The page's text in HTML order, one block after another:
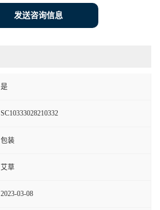
发送咨询信息
是
SC10333028210332
包装
艾草
2023-03-08